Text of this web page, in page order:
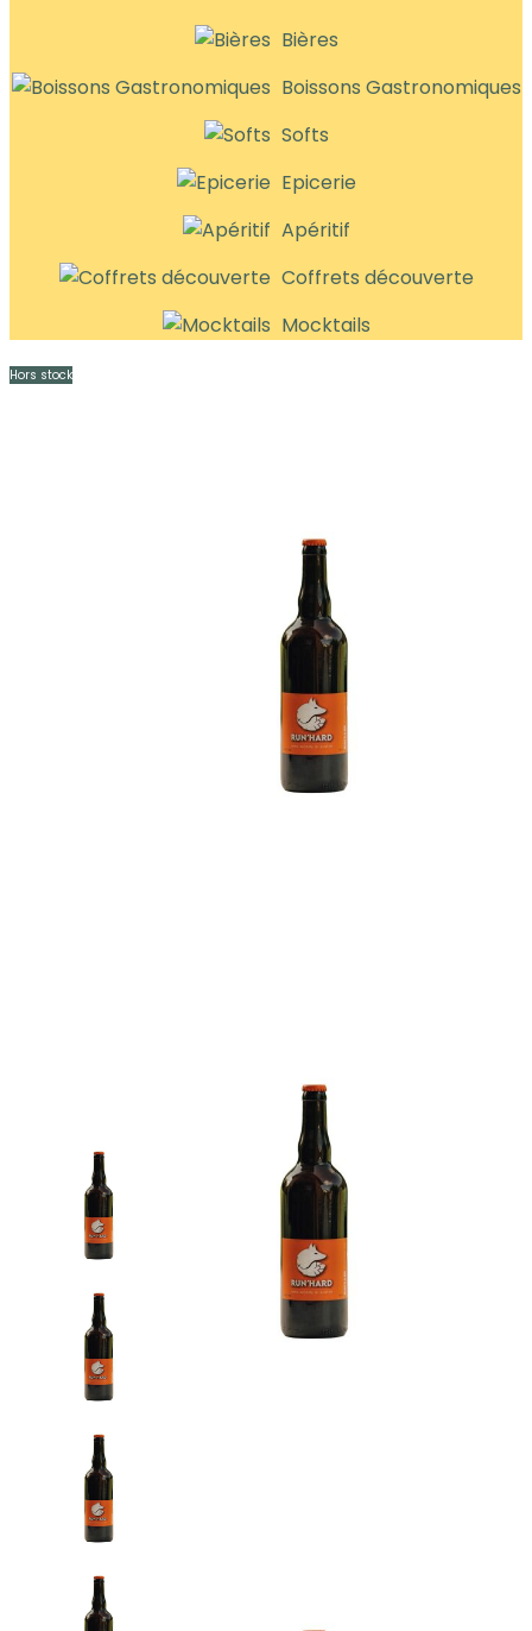
Bières
Boissons Gastronomiques
Softs
Epicerie
Apéritif
Coffrets découverte
Mocktails
Hors stock